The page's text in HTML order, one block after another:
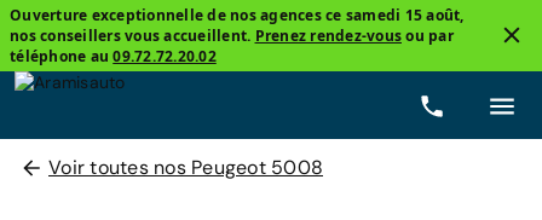
Ouverture exceptionnelle de nos agences ce samedi 15 août,
nos conseillers vous accueillent. Prenez rendez-vousou par
téléphone au09.72.72.20.02
Voir toutes nos Peugeot 5008